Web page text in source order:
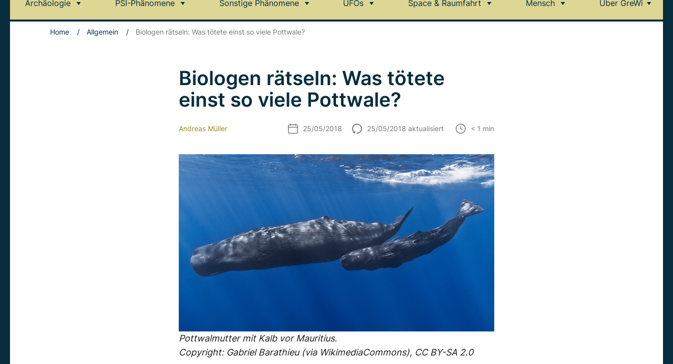
Archäologie PSI-Phänomene Sonstige Phänomene UFOs Space & Raumfahrt Mensch Über GreWi
Home / Allgemein / Biologen rätseln: Was tötete einst so viele Pottwale?
Biologen rätseln: Was tötete
einst so viele Pottwale?
Andreas Müller 25/05/2018 25/05/2018 aktualisiert < 1 min
Pottwalmutter mit Kalb vor Mauritius.
Copyright: Gabriel Barathieu (via WikimediaCommons), CC BY-SA 2.0